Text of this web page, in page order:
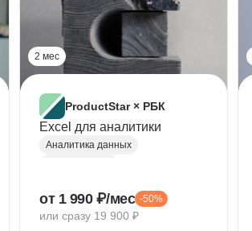
2 мес
ProductStar × РБК
Excel для аналитики
Аналитика данных
Microsoft Access
Дашборд
от 1 990 ₽/мес -50%
или сразу 19 900 ₽